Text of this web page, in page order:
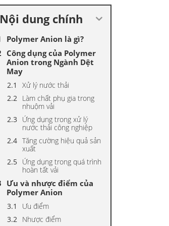
Nội dung chính
Polymer Anion là gì?
Công dụng của Polymer
Anion trong Ngành Dệt
May
Xử lý nước thải
Làm chất phụ gia trong
nhuộm vải
Ứng dụng trong xử lý
nước thải công nghiệp
Tăng cường hiệu quả sản
xuất
Ứng dụng trong quá trình
hoàn tất vải
Ưu và nhược điểm của
Polymer Anion
Ưu điểm
Nhược điểm